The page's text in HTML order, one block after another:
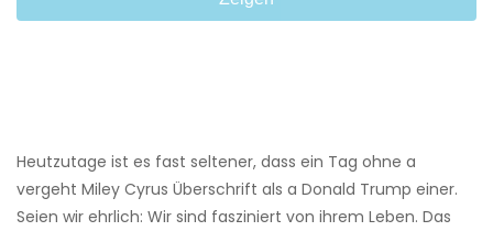
Heutzutage ist es fast seltener, dass ein Tag ohne a
vergeht Miley Cyrus Überschrift als a Donald Trump einer.
Seien wir ehrlich: Wir sind fasziniert von ihrem Leben. Das